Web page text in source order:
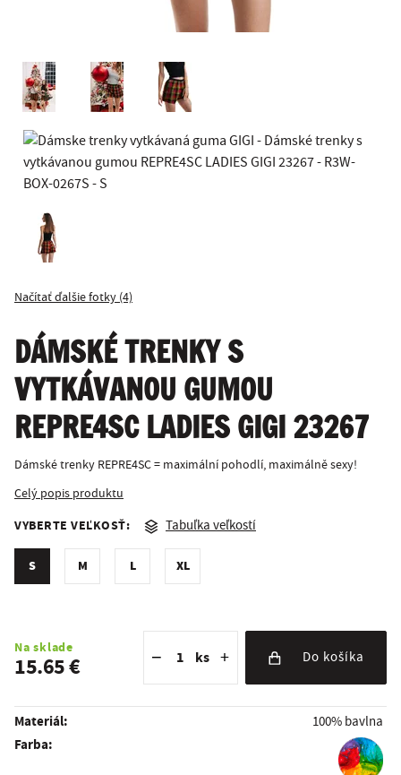
Načítať ďalšie fotky (4)
DÁMSKÉ TRENKY S
VYTKÁVANOU GUMOU
REPRE4SC LADIES GIGI 23267
Dámské trenky REPRE4SC = maximální pohodlí, maximálně sexy!
Celý popis produktu
VYBERTE VEĽKOSŤ: Tabuľka veľkostí
S M L XL
Na sklade
15.65 € − ks + Do košíka
Materiál: 100% bavlna
Farba: